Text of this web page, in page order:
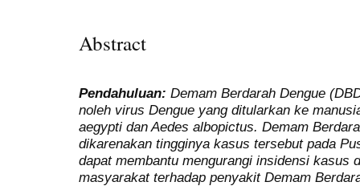
Abstract
Pendahuluan: Demam Berdarah Dengue
noleh virus Dengue yang ditularkan ke
aegypti dan Aedes albopictus. Demam
dikarenakan tingginya kasus tersebut pada
dapat membantu mengurangi insidensi kasus
masyarakat terhadap penyakit Demam